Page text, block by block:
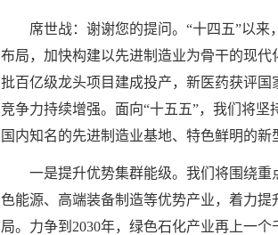
席世战：谢谢您的提问。“十四五”以
布局，加快构建以先进制造业为骨干的现
批百亿级龙头项目建成投产，新医药获评
竞争力持续增强。面向“十五五”，我们将
国内知名的先进制造业基地、特色鲜明的新
一是提升优势集群能级。我们将围绕
色能源、高端装备制造等优势产业，着力
局。力争到2030年，绿色石化产业再上一